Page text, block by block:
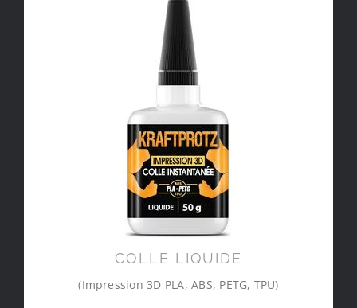
COLLE LIQUIDE
(Impression 3D PLA, ABS, PETG, TPU)